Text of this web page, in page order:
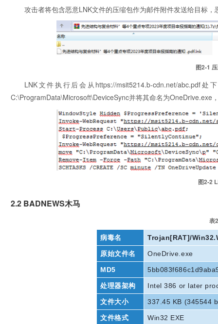
攻击者将包含恶意LNK文件的压缩包作为邮件附件发送给目标
图2‑1
LNK文件执行后会从https://msit5214.b-cdn.net/abc.pdf
C:\ProgramData\Microsoft\DeviceSync并将其命名为OneDrive.exe
图2‑2
2.2 BADNEWS木马
表
病毒名 Trojan[RAT]/
原始文件名 OneDrive.exe
MD5
处理器架构 Intel 386 or later
文件大小 337.45 KB (345544
文件格式 Win32 EXE